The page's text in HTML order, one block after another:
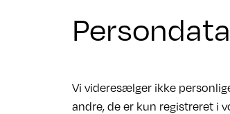
Vi videresælger ikke
andre, de er kun registreret i